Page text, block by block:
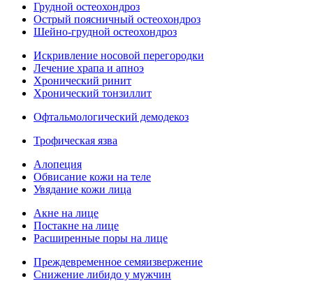
Грудной остеохондроз
Острый поясничный остеохондроз
Шейно-грудной остеохондроз
Искривление носовой перегородки
Лечение храпа и апноэ
Хронический ринит
Хронический тонзиллит
Офтальмологический демодекоз
Трофическая язва
Алопеция
Обвисание кожи на теле
Увядание кожи лица
Акне на лице
Постакне на лице
Расширенные поры на лице
Преждевременное семяизвержение
Снижение либидо у мужчин